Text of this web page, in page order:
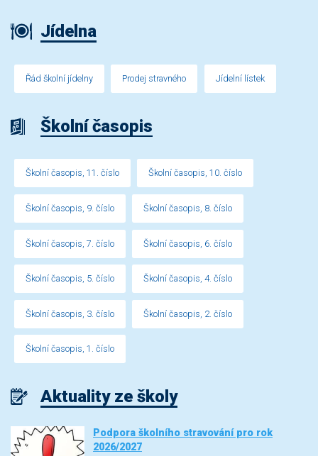
Jídelna
Řád školní jídelny Prodej stravného Jídelní lístek
Školní časopis
Školní časopis, 11. číslo Školní časopis, 10. číslo
Školní časopis, 9. číslo Školní časopis, 8. číslo
Školní časopis, 7. číslo Školní časopis, 6. číslo
Školní časopis, 5. číslo Školní časopis, 4. číslo
Školní časopis, 3. číslo Školní časopis, 2. číslo
Školní časopis, 1. číslo
Aktuality ze školy
Podpora školního stravování pro rok
2026/2027